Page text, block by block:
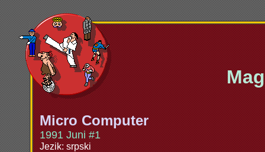
Micro Computer
1991 Juni #1
Jezik: srpski